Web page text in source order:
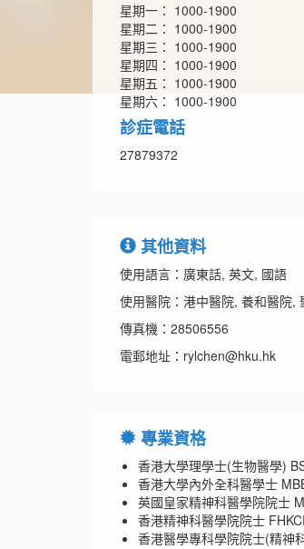
星期一： 1000-1900
星期二： 1000-1900
星期三： 1000-1900
星期四： 1000-1900
星期五： 1000-1900
星期六： 1000-1900
診症電話
27879372
其他資料
使用語言：廣東話, 英文, 國語
使用醫院：港中醫院, 養和醫院,
傳真機：28506556
電郵地址：rylchen@hku.hk
專業資格
香港大學理學士(生物醫學)
香港大學內外全科醫學士
英國皇家精神科醫學院院士
香港精神科醫學院院士
香港醫學專科學院院士(精神